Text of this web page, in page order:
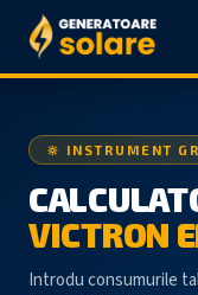
🔆 INSTRUMENT
VICTRON
Introdu consumurile